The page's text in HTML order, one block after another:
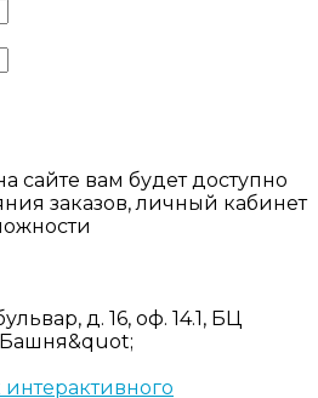
сайте вам будет доступно
заказов, личный кабинет
д. 16, оф. 14.1, БЦ